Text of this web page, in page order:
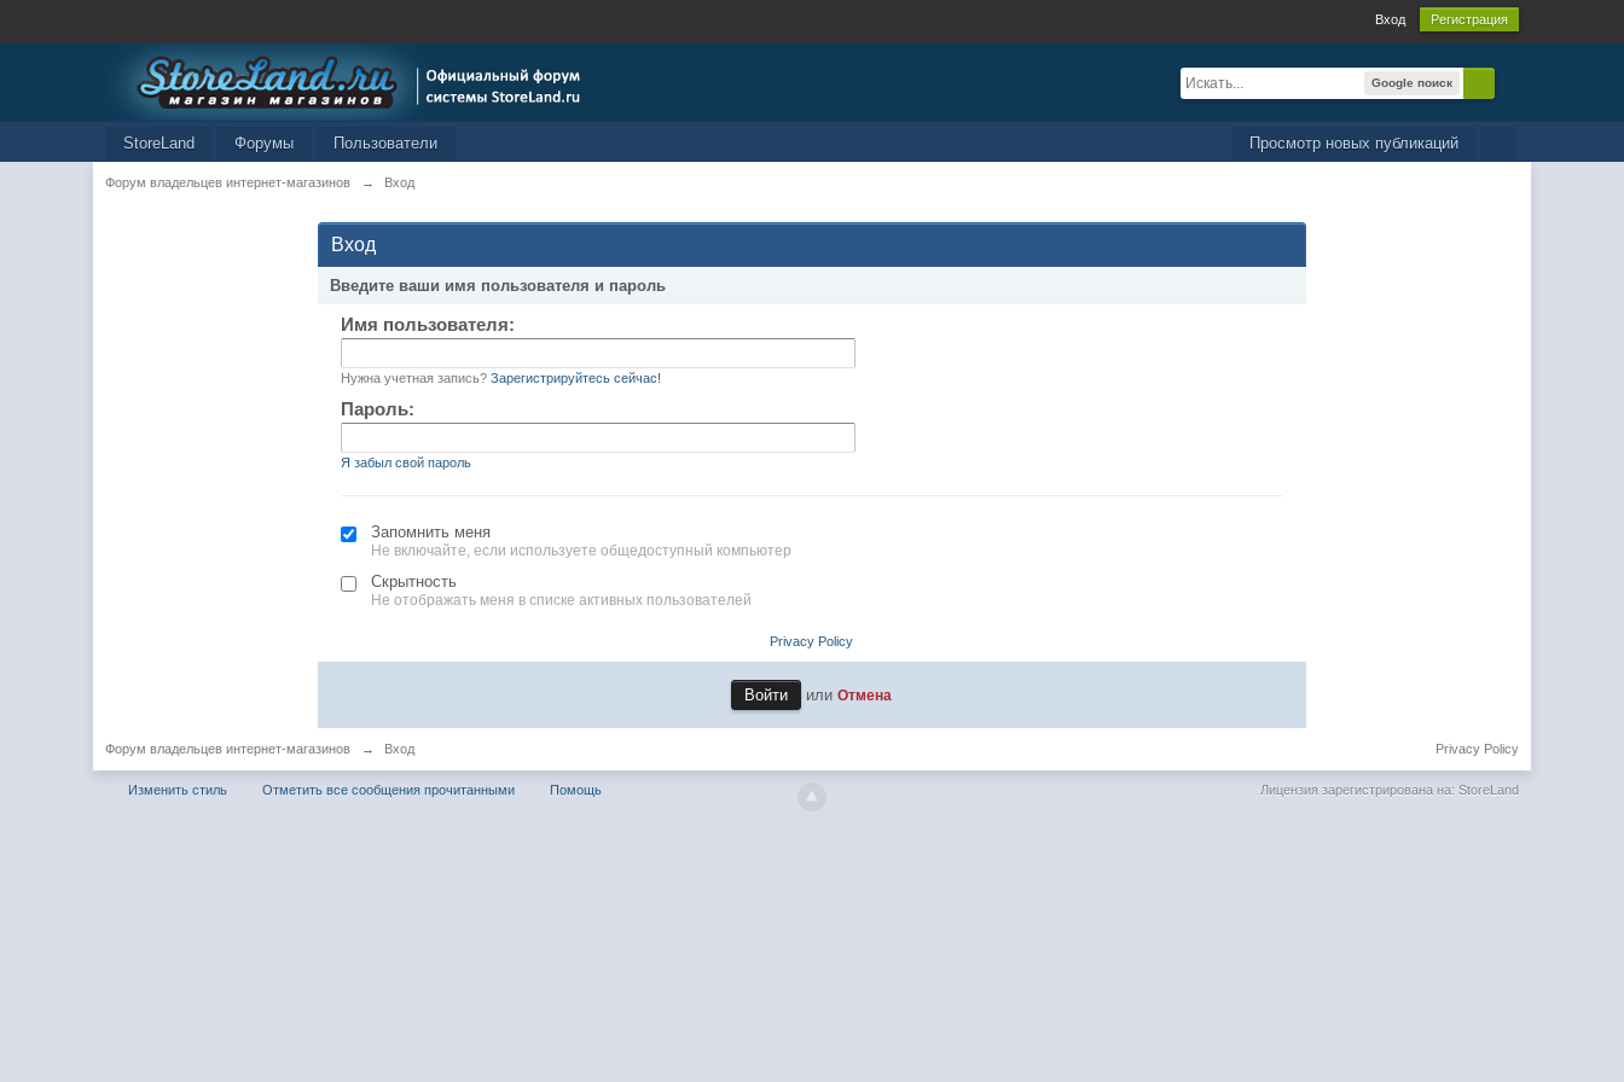
Вход Регистрация
Google поиск
Просмотр новых публикаций
StoreLand Форумы Пользователи
Форум владельцев интернет-магазинов → Вход
Вход
Введите ваши имя пользователя и пароль
Имя пользователя:
Нужна учетная запись? Зарегистрируйтесь сейчас!
Пароль:
Я забыл свой пароль
Запомнить меня
Не включайте, если используете общедоступный компьютер
Скрытность
Не отображать меня в списке активных пользователей
Privacy Policy
илиОтмена
Форум владельцев интернет-магазинов → Вход Privacy Policy
Изменить стиль Отметить все сообщения прочитанными Помощь Лицензия зарегистрирована на: StoreLand